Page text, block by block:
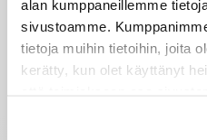
alan kumppaneillemme
sivustoamme.
tietoja muihin tietoihin, joita
kerätty, kun olet käyttänyt